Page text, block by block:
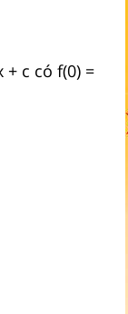
+ c có f(0) =